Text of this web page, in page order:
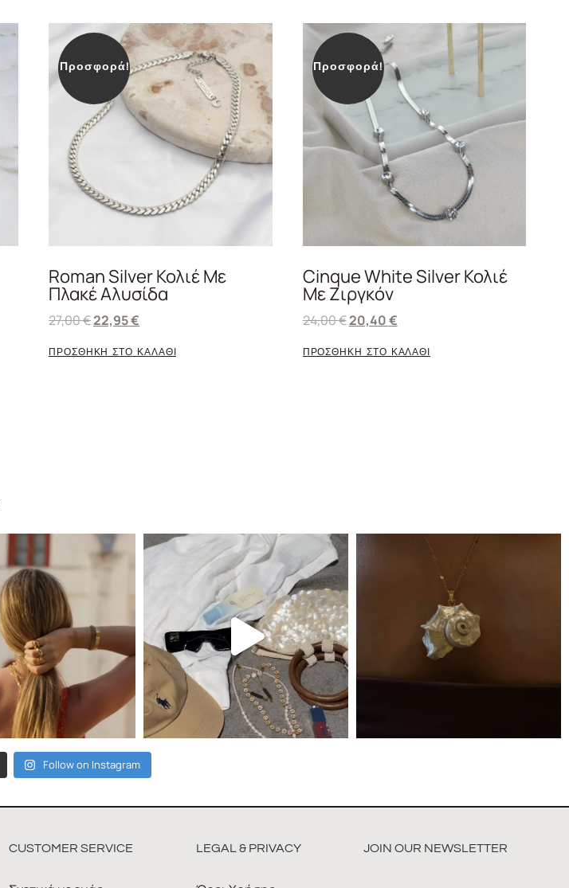
Προσφορά!
Roman Silver Κολιέ Με
Πλακέ Αλυσίδα
27,00€22,95€
ΠΡΟΣΘΗΚΗ ΣΤΟ ΚΑΛΑΘΙ
Προσφορά!
Cinque White Silver Κολιέ
Με Ζιργκόν
24,00€20,40€
ΠΡΟΣΘΗΚΗ ΣΤΟ ΚΑΛΑΘΙ
Follow on Instagram
CUSTOMER SERVICE LEGAL & PRIVACY JOIN OUR NEWSLETTER